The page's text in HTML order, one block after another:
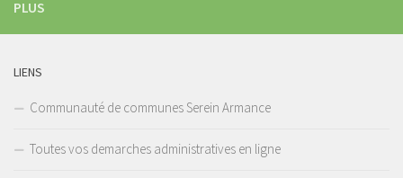
PLUS
LIENS
Communauté de communes Serein Armance
Toutes vos demarches administratives en ligne